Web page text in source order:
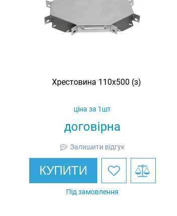
Хрестовина 110х500 (з)
договірна
ціна за 1шт
Залишити відгук
КУПИТИ
Під замовлення